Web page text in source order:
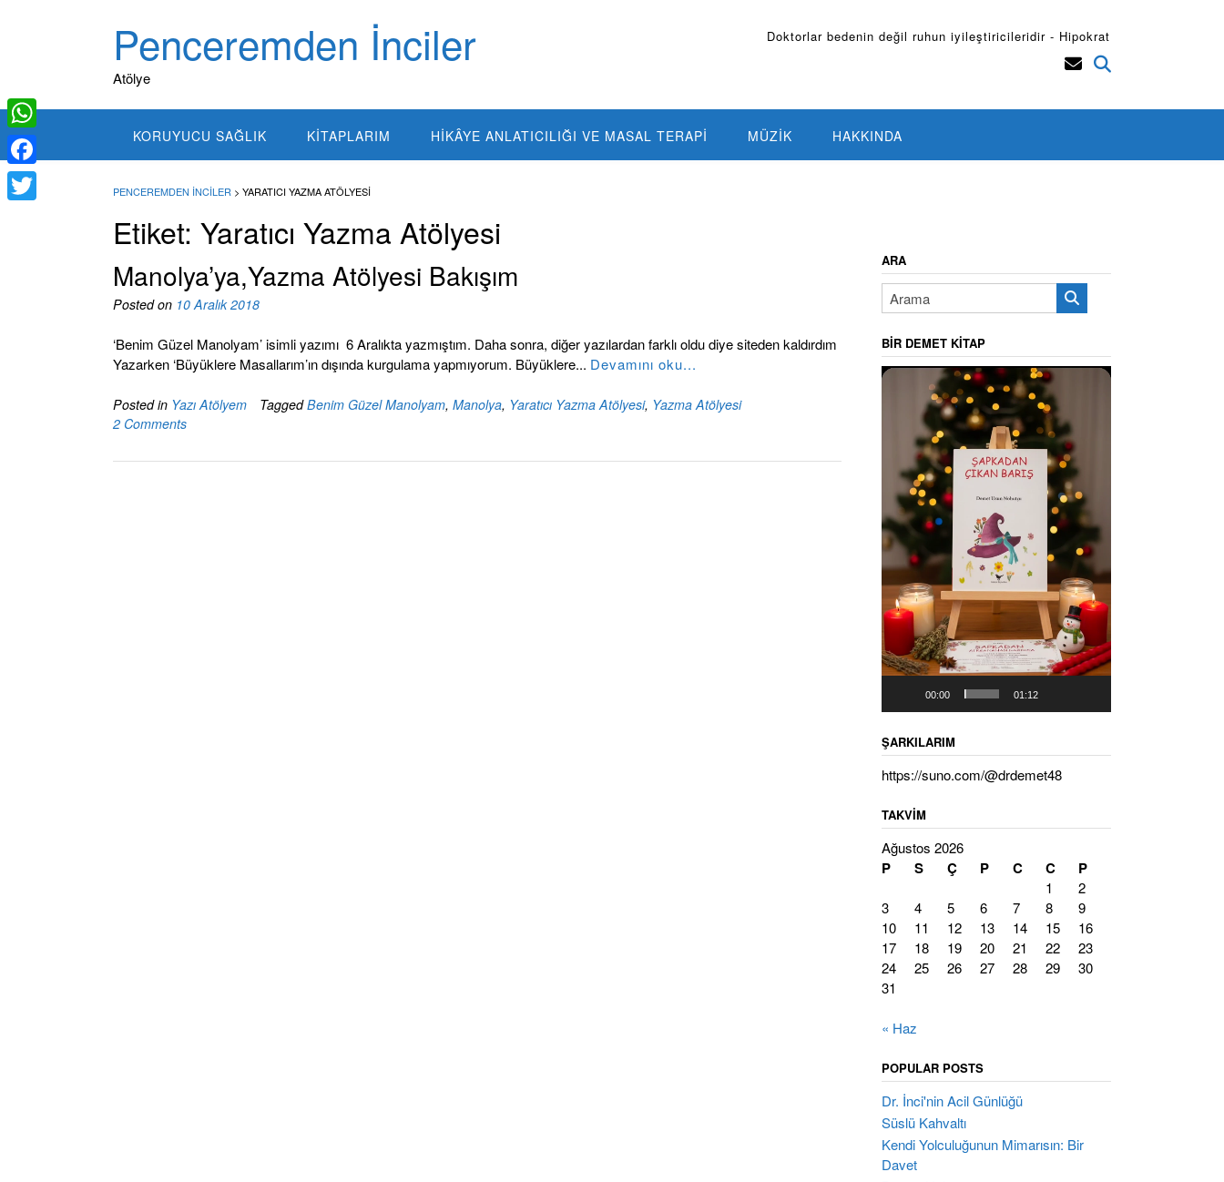
Penceremden İnciler
Atölye
Doktorlar bedenin değil ruhun iyileştiricileridir - Hipokrat
KORUYUCU SAĞLIK KITAPLARIM HIKÂYE ANLATICILIĞI VE MASAL TERAPI MÜZIK HAKKINDA
PENCEREMDEN İNCILER > YARATICI YAZMA ATÖLYESI
Etiket: Yaratıcı Yazma Atölyesi
Manolya’ya,Yazma Atölyesi Bakışım
Posted on 10 Aralık 2018
‘Benim Güzel Manolyam’ isimli yazımı 6 Aralıkta yazmıştım. Daha sonra, diğer yazılardan farklı oldu diye siteden kaldırdım
Yazarken ‘Büyüklere Masallarım’ın dışında kurgulama yapmıyorum. Büyüklere... Devamını oku...
Posted in Yazı Atölyem TaggedBenim Güzel Manolyam, Manolya, Yaratıcı Yazma Atölyesi, Yazma Atölyesi
2 Comments
ARA
BIR DEMET KITAP
Video
00:00 01:12
ŞARKILARIM
https://suno.com/@drdemet48
TAKVIM
Ağustos 2026
P S Ç P C C P
1
2
3
4 5 6 7 8
9
10
11 12 13 14 15
16
17
18 19 20 21 22
23
24
25 26 27 28 29
30
31
« Haz
POPULAR POSTS
Dr. İnci'nin Acil Günlüğü
Süslü Kahvaltı
Kendi Yolculuğunun Mimarısın: Bir
Davet
W
h
a
F